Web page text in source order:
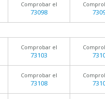
Comprobar el
73098
Comprobar el
73103
Comprobar el
73108